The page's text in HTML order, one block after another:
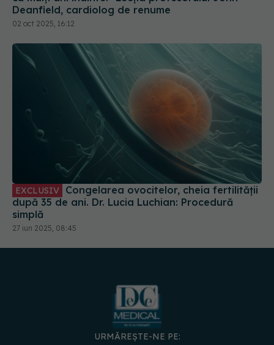
EXCLUSIV
după 35 de ani. Dr. Lucia Luchian: Procedură
simplă
27 iun 2025, 08:45
URMĂREȘTE-NE PE: